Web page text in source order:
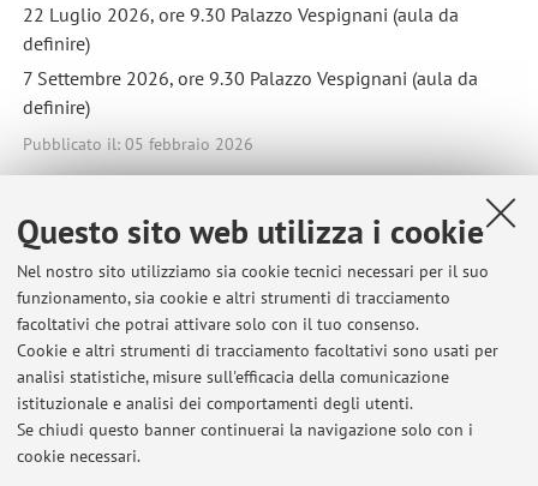
Questo sito web utilizza i cookie
Nel nostro sito utilizziamo sia cookie tecnici necessari per il suo
funzionamento, sia cookie e altri strumenti di tracciamento
facoltativi che potrai attivare solo con il tuo consenso.
Cookie e altri strumenti di tracciamento facoltativi sono usati per
analisi statistiche, misure sull'efficacia della comunicazione
istituzionale e analisi dei comportamenti degli utenti.
Se chiudi questo banner continuerai la navigazione solo con i
cookie necessari.
22 Luglio 2026, ore 9.30 Palazzo Vespignani (aula da
definire)
7 Settembre 2026, ore 9.30 Palazzo Vespignani (aula da
definire)
Pubblicato il: 05 febbraio 2026
Ultimi avvisi
ESAME Modulo di BIOLOGIA VEGETALE e BOTANICA GENERALE (LT in
Scienze e tecnologie per il verde e il paesaggio) e BIOLOGIA
VEGETALE (LT VOTP) - APPELLI 2026
Pubblicato il: 05 febbraio 2026
CORSO PIANTE AMBIENTE E SOCIETA' (LT Scienze Naturali) - APPELLI
2026